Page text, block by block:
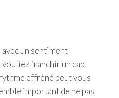
un sentiment
vouliez franchir un cap
effréné peut vous
important de ne pas